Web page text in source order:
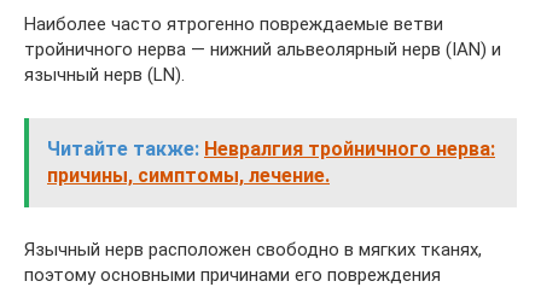
Наиболее часто ятрогенно повреждаемые ветви
тройничного нерва — нижний альвеолярный нерв (IAN) и
язычный нерв (LN).
Читайте также: Невралгия тройничного нерва:
причины, симптомы, лечение.
Язычный нерв расположен свободно в мягких тканях,
поэтому основными причинами его повреждения